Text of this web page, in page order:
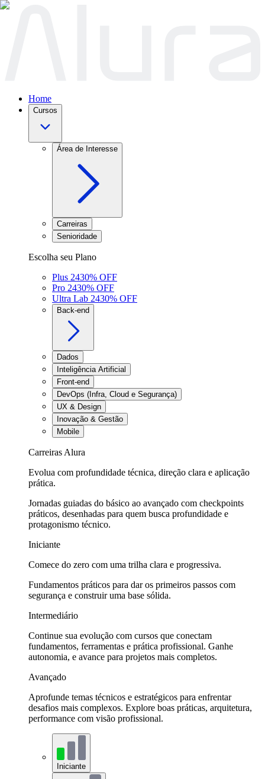
Home
Cursos
Área de Interesse
Carreiras
Senioridade
Escolha seu Plano
Plus 2430% OFF
Pro 2430% OFF
Ultra Lab 2430% OFF
Back-end
Dados
Inteligência Artificial
Front-end
DevOps (Infra, Cloud e Segurança)
UX & Design
Inovação & Gestão
Mobile
Carreiras Alura
Evolua com profundidade técnica, direção clara e aplicação
prática.
Jornadas guiadas do básico ao avançado com checkpoints
práticos, desenhadas para quem busca profundidade e
protagonismo técnico.
Iniciante
Comece do zero com uma trilha clara e progressiva.
Fundamentos práticos para dar os primeiros passos com
segurança e construir uma base sólida.
Intermediário
Continue sua evolução com cursos que conectam
fundamentos, ferramentas e prática profissional. Ganhe
autonomia, e avance para projetos mais completos.
Avançado
Aprofunde temas técnicos e estratégicos para enfrentar
desafios mais complexos. Explore boas práticas, arquitetura,
performance com visão profissional.
Iniciante